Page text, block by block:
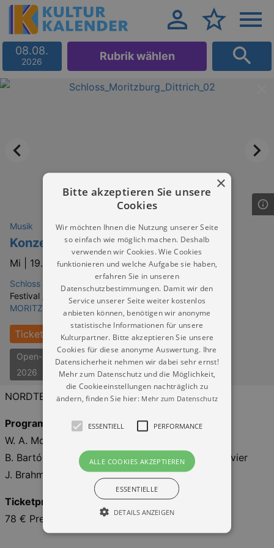
08.08.
2026 Rubrik wählen
Musik
Konzert "DONAU II"
Mi | 19.08.2026 | 19:30
Schloss Moritzburg
Festival / Fest:
MORITZBURG FESTIVAL
Tickets
Open-Air-Konzerte Dresden
2026
NORDTERRASSE SCHLOSS MORITZBURG
Programm
W. A. Mozart: Streichquintett D-Dur KV 593
B. Bartók: „Kontraste“ für Violine, Klarinette & Klavier
J. Brahms: Klavierquintett f-Moll op. 34
Ticketpreise
78 € Premium | 56 € | 42 € | 29 €
×
Bitte akzeptieren Sie unsere
Cookies
Wir möchten Ihnen die Nutzung unserer Seite
so einfach wie möglich machen. Deshalb
verwenden wir Cookies. Wie Cookies
funktionieren und welche Aufgabe sie haben,
erfahren Sie in unseren
Datenschutzbestimmungen. Damit wir den
Service unserer Seite weiter kostenlos
anbieten können, benötigen wir anonyme
statistische Informationen für unsere
Kulturpartner. Bitte akzeptieren Sie unsere
Cookies für diese anonyme Auswertung. Ihre
Datensicherheit nehmen wir dabei sehr ernst!
Mehr zum Datenschutz und die Möglichkeit,
die Cookieeinstellungen nachträglich zu
ändern, finden Sie hier: Mehr zum Datenschutz
ESSENTIELL PERFORMANCE
ALLE COOKIES AKZEPTIEREN
ESSENTIELLE
DETAILS ANZEIGEN